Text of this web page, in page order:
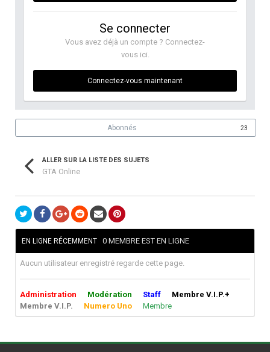
Se connecter
Vous avez déjà un compte ? Connectez-
vous ici.
Connectez-vous maintenant
Abonnés 23
ALLER SUR LA LISTE DES SUJETS
GTA Online
EN LIGNE RÉCEMMENT 0 MEMBRE EST EN LIGNE
Aucun utilisateur enregistré regarde cette page.
Administration Modération Staff
Membre V.I.P.+
Membre V.I.P.
Numero Uno Membre